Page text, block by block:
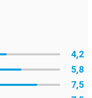
4,2
5,8
7,5